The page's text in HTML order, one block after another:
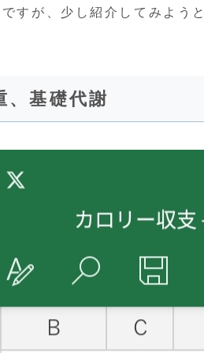
すが、少し紹介してみよう
、基礎代謝